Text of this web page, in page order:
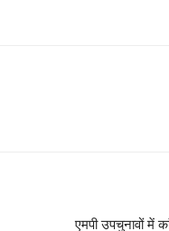
एमपी उपचुनावों में